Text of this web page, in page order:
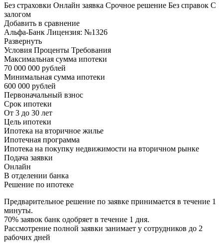
Без страховки Онлайн заявка Срочное решение Без справок С
залогом
Добавить в сравнение
Альфа-Банк Лицензия: №1326
Развернуть
Условия Проценты Требования
Максимальная сумма ипотеки
70 000 000 рублей
Минимальная сумма ипотеки
600 000 рублей
Первоначальный взнос
Срок ипотеки
От 3 до 30 лет
Цель ипотеки
Ипотека на вторичное жилье
Ипотечная программа
Ипотека на покупку недвижимости на вторичном рынке
Подача заявки
Онлайн
В отделении банка
Решение по ипотеке
Предварительное решение по заявке принимается в течение 1
минуты.
70% заявок банк одобряет в течение 1 дня.
Рассмотрение полной заявки занимает у сотрудников до 2
рабочих дней